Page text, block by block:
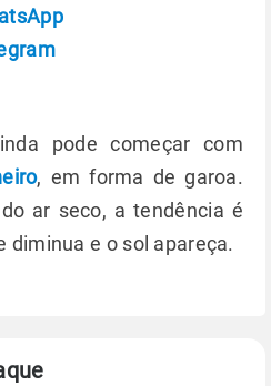
pode começar com
, em forma de garoa.
ar seco, a tendência é
diminua e o sol apareça.